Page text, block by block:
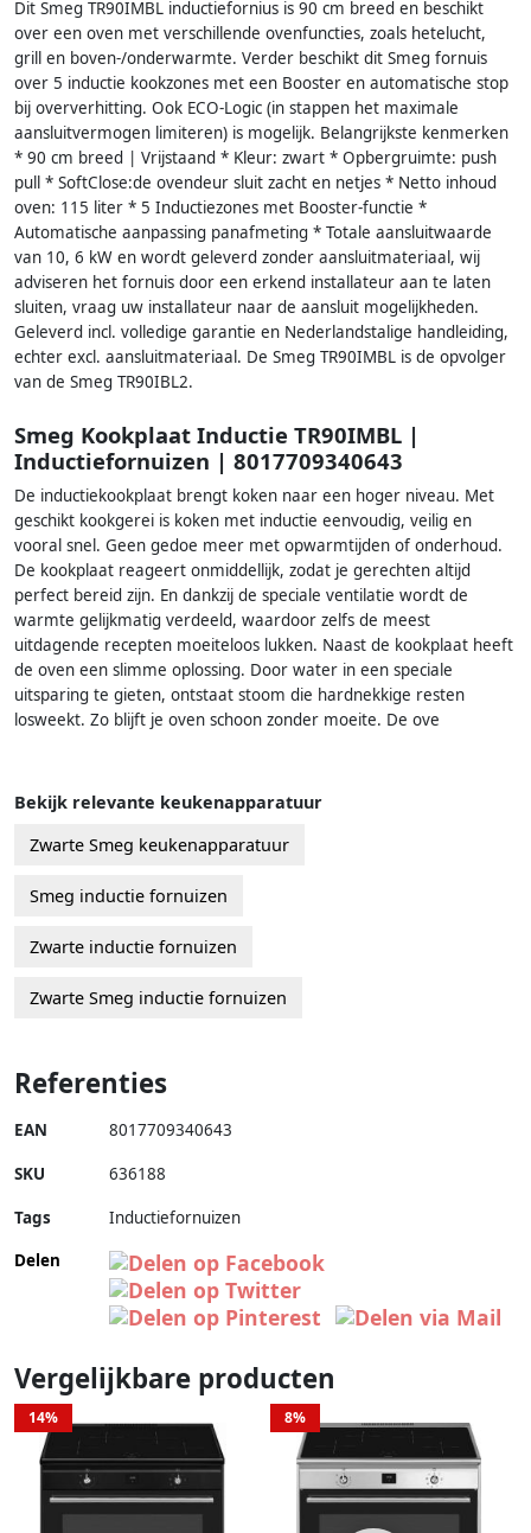
Dit Smeg TR90IMBL inductiefornius is 90 cm breed en beschikt
over een oven met verschillende ovenfuncties, zoals hetelucht,
grill en boven-/onderwarmte. Verder beschikt dit Smeg fornuis
over 5 inductie kookzones met een Booster en automatische stop
bij oververhitting. Ook ECO-Logic (in stappen het maximale
aansluitvermogen limiteren) is mogelijk. Belangrijkste kenmerken
* 90 cm breed | Vrijstaand * Kleur: zwart * Opbergruimte: push
pull * SoftClose:de ovendeur sluit zacht en netjes * Netto inhoud
oven: 115 liter * 5 Inductiezones met Booster-functie *
Automatische aanpassing panafmeting * Totale aansluitwaarde
van 10, 6 kW en wordt geleverd zonder aansluitmateriaal, wij
adviseren het fornuis door een erkend installateur aan te laten
sluiten, vraag uw installateur naar de aansluit mogelijkheden.
Geleverd incl. volledige garantie en Nederlandstalige handleiding,
echter excl. aansluitmateriaal. De Smeg TR90IMBL is de opvolger
van de Smeg TR90IBL2.
Smeg Kookplaat Inductie TR90IMBL |
Inductiefornuizen | 8017709340643
De inductiekookplaat brengt koken naar een hoger niveau. Met
geschikt kookgerei is koken met inductie eenvoudig, veilig en
vooral snel. Geen gedoe meer met opwarmtijden of onderhoud.
De kookplaat reageert onmiddellijk, zodat je gerechten altijd
perfect bereid zijn. En dankzij de speciale ventilatie wordt de
warmte gelijkmatig verdeeld, waardoor zelfs de meest
uitdagende recepten moeiteloos lukken. Naast de kookplaat heeft
de oven een slimme oplossing. Door water in een speciale
uitsparing te gieten, ontstaat stoom die hardnekkige resten
losweekt. Zo blijft je oven schoon zonder moeite. De ove
Bekijk relevante keukenapparatuur
Zwarte Smeg keukenapparatuur
Smeg inductie fornuizen
Zwarte inductie fornuizen
Zwarte Smeg inductie fornuizen
Referenties
EAN 8017709340643
SKU 636188
Tags
Inductiefornuizen
Delen
Vergelijkbare producten
14% 8%